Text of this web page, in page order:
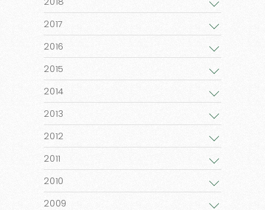
2017
2016
2015
2014
2013
2012
2011
2010
2009